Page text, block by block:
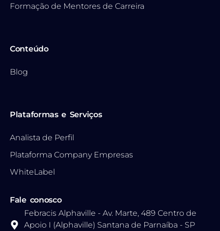
Formação de Mentores de Carreira
Conteúdo
Blog
Plataformas e Serviços
Analista de Perfil
Plataforma Company Empresas
WhiteLabel
Fale conosco
Febracis Alphaville - Av. Marte, 489 Centro de
Apoio I (Alphaville) Santana de Parnaíba - SP